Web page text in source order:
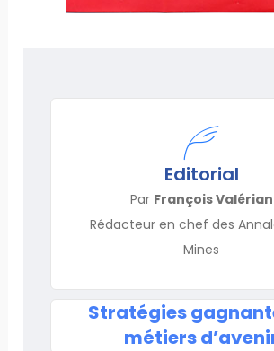
Editorial
Par François Valérian
Rédacteur en chef des
Mines
Stratégies
métiers